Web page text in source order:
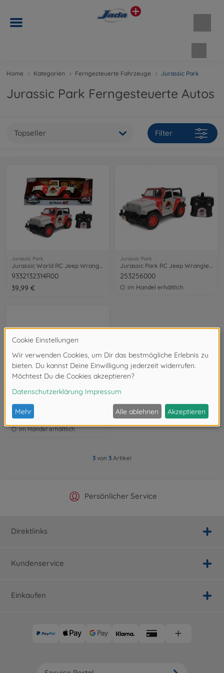
Home Kategorien Ferngesteuerte Fahrzeuge Jurassic Park
Jurassic Park Ferngesteuerte Autos
Topseller Filter
Jurassic Park
Jurassic World RC Jeep Wrangler 1:16
9332132314R00
39,99 €
Jurassic Park
Jurassic Park RC Jeep Wrangler 1:16
253256000
im Handel erhältlich
253255045
im Handel erhältlich
3 von 3 Artikel
Offizieller Hersteller Shop
Persönlicher Service
Versandkostenfrei ab 25€
Schnelle Lieferung
Direktlinks
Kundenservice
Einkaufen